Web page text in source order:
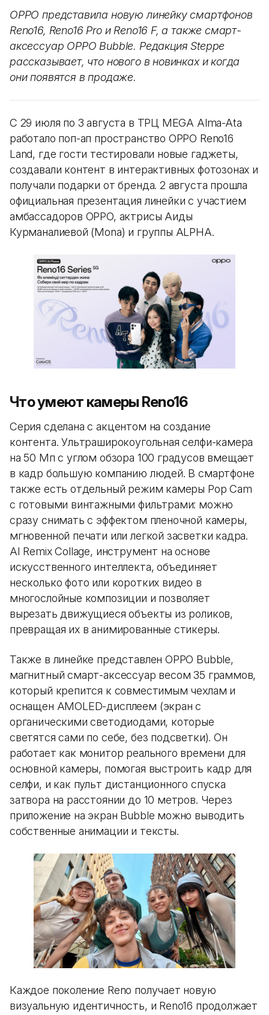
OPPO представила новую линейку смартфонов
Reno16, Reno16 Pro и Reno16 F, а также смарт-
аксессуар OPPO Bubble. Редакция Steppe
рассказывает, что нового в новинках и когда
они появятся в продаже.
С 29 июля по 3 августа в ТРЦ MEGA Alma-Ata
работало поп-ап пространство OPPO Reno16
Land, где гости тестировали новые гаджеты,
создавали контент в интерактивных фотозонах и
получали подарки от бренда. 2 августа прошла
официальная презентация линейки с участием
амбассадоров OPPO, актрисы Аиды
Курманалиевой (Mona) и группы ALPHA.
Что умеют камеры Reno16
Серия сделана с акцентом на создание
контента. Ультраширокоугольная селфи-камера
на 50 Мп с углом обзора 100 градусов вмещает
в кадр большую компанию людей. В смартфоне
также есть отдельный режим камеры Pop Cam
с готовыми винтажными фильтрами: можно
сразу снимать с эффектом пленочной камеры,
мгновенной печати или легкой засветки кадра.
AI Remix Collage, инструмент на основе
искусственного интеллекта, объединяет
несколько фото или коротких видео в
многослойные композиции и позволяет
вырезать движущиеся объекты из роликов,
превращая их в анимированные стикеры.
Также в линейке представлен OPPO Bubble,
магнитный смарт-аксессуар весом 35 граммов,
который крепится к совместимым чехлам и
оснащен AMOLED-дисплеем (экран с
органическими светодиодами, которые
светятся сами по себе, без подсветки). Он
работает как монитор реального времени для
основной камеры, помогая выстроить кадр для
селфи, и как пульт дистанционного спуска
затвора на расстоянии до 10 метров. Через
приложение на экран Bubble можно выводить
собственные анимации и тексты.
Каждое поколение Reno получает новую
визуальную идентичность, и Reno16 продолжает